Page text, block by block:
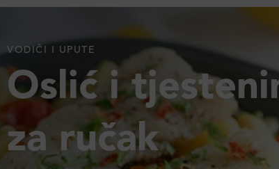
VODIČI I UPUTE
Oslić i
za ručak